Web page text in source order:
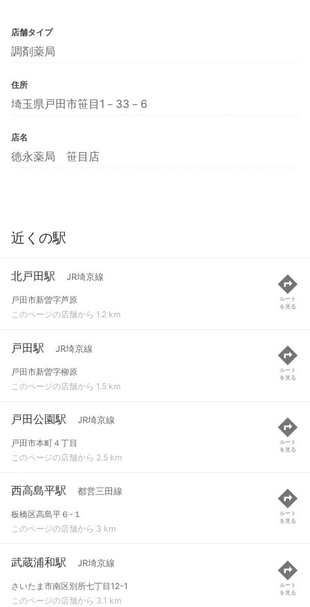
店舗タイプ
調剤薬局
住所
埼玉県戸田市笹目1－33－6
店名
徳永薬局 笹目店
近くの駅
北戸田駅 JR埼京線
戸田市新曽字芦原
このページの店舗から 1.2 km
ルート
を見る
戸田駅 JR埼京線
戸田市新曽字柳原
このページの店舗から 1.5 km
ルート
を見る
戸田公園駅 JR埼京線
戸田市本町４丁目
このページの店舗から 2.5 km
ルート
を見る
西高島平駅 都営三田線
板橋区高島平６-１
このページの店舗から 3 km
ルート
を見る
武蔵浦和駅 JR埼京線
さいたま市南区別所七丁目12-1
このページの店舗から 3.1 km
ルート
を見る